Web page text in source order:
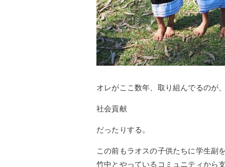
オレがここ数年、取り組んでるのが
社会貢献
だったりする。
この前もラオスの子供たちに学生副
竹中とやっているコミュニティから